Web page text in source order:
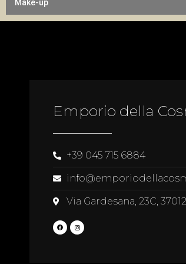
Make-up
Emporio della
+39 045 715 6884
Via Gardesana, 23C,